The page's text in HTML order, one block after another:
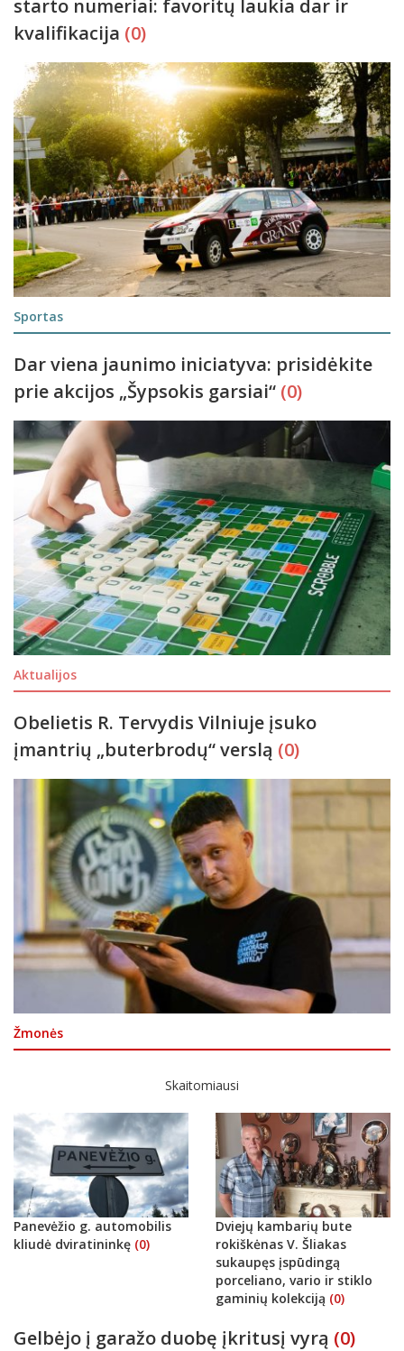
starto numeriai: favoritų laukia dar ir
kvalifikacija (0)
Sportas
Dar viena jaunimo iniciatyva: prisidėkite
prie akcijos „Šypsokis garsiai“ (0)
Aktualijos
Obelietis R. Tervydis Vilniuje įsuko
įmantrių „buterbrodų“ verslą (0)
Žmonės
Skaitomiausi
Panevėžio g. automobilis
kliudė dviratininkę (0)
Dviejų kambarių bute
rokiškėnas V. Šliakas
sukaupęs įspūdingą
porceliano, vario ir stiklo
gaminių kolekciją (0)
Gelbėjo į garažo duobę įkritusį vyrą (0)